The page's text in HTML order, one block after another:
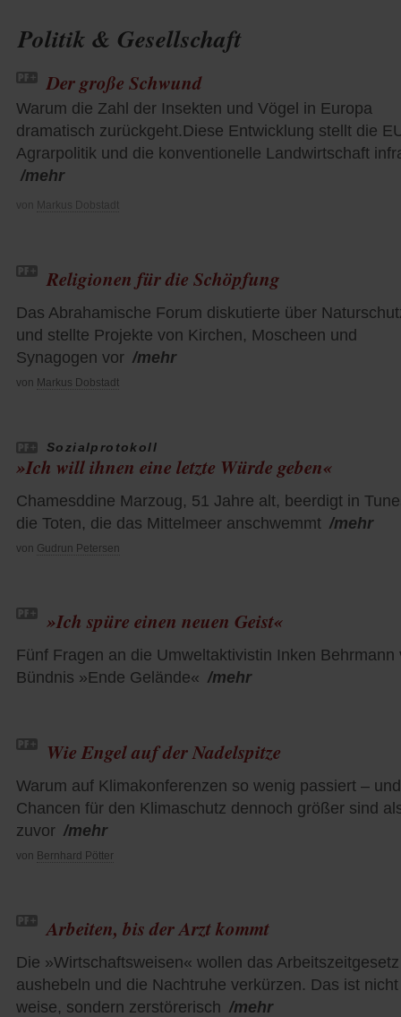
Politik & Gesellschaft
Der große Schwund
Warum die Zahl der Insekten und Vögel in Europa
dramatisch zurückgeht.Diese Entwicklung stellt die
Agrarpolitik und die konventionelle Landwirtschaft
/mehr
von Markus Dobstadt
Religionen für die Schöpfung
Das Abrahamische Forum diskutierte über
und stellte Projekte von Kirchen, Moscheen und
Synagogen vor /mehr
von Markus Dobstadt
Sozialprotokoll
»Ich will ihnen eine letzte Würde geben«
Chamesddine Marzoug, 51 Jahre alt, beerdigt in
die Toten, die das Mittelmeer anschwemmt /mehr
von Gudrun Petersen
»Ich spüre einen neuen Geist«
Fünf Fragen an die Umweltaktivistin Inken Behrmann
Bündnis »Ende Gelände« /mehr
Wie Engel auf der Nadelspitze
Warum auf Klimakonferenzen so wenig passiert –
Chancen für den Klimaschutz dennoch größer sind
zuvor /mehr
von Bernhard Pötter
Arbeiten, bis der Arzt kommt
Die »Wirtschaftsweisen« wollen das Arbeitszeitgesetz
aushebeln und die Nachtruhe verkürzen. Das ist nicht
weise, sondern zerstörerisch /mehr